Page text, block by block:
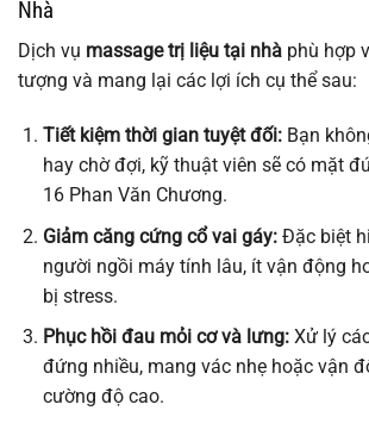
Nhà
Dịch vụ massage trị liệu tại nhà phù hợp
tượng và mang lại các lợi ích cụ thể sau:
Tiết kiệm thời gian tuyệt đối:Bạn
hay chờ đợi, kỹ thuật viên sẽ có mặt
16 Phan Văn Chương.
Giảm căng cứng cổ vai gáy:Đặc biệt
người ngồi máy tính lâu, ít vận động
bị stress.
Phục hồi đau mỏi cơ và lưng:Xử lý
đứng nhiều, mang vác nhẹ hoặc vận
cường độ cao.